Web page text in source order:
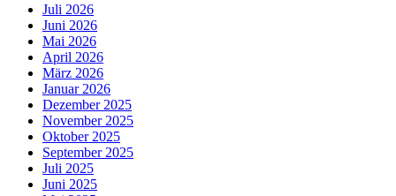
Juli 2026
Juni 2026
Mai 2026
April 2026
März 2026
Januar 2026
Dezember 2025
November 2025
Oktober 2025
September 2025
Juli 2025
Juni 2025